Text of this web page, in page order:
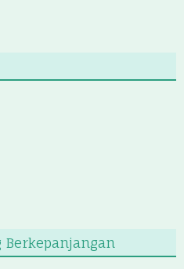
Berkepanjangan